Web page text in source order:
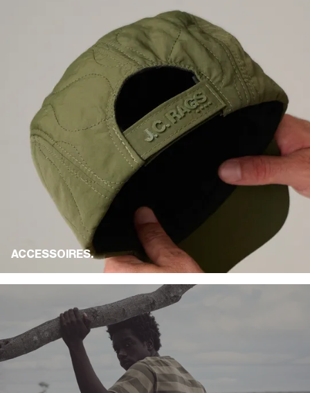
ACCESSOIRES.